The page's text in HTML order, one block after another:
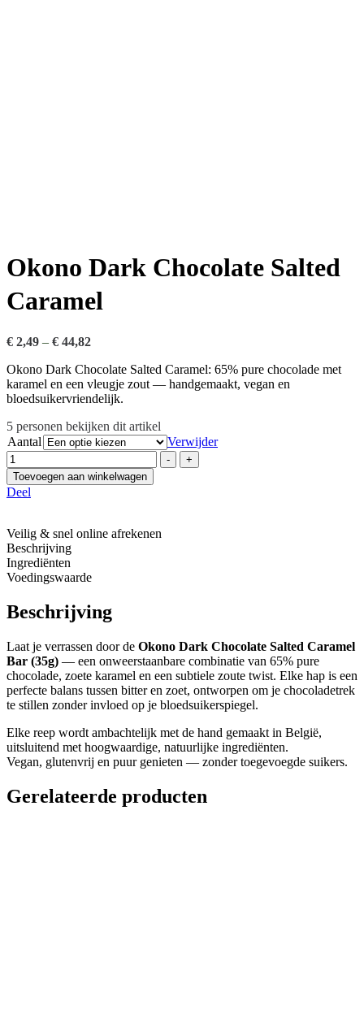
Okono Dark Chocolate Salted
Caramel
€ 2,49 – € 44,82
Okono Dark Chocolate Salted Caramel: 65% pure chocolade met
karamel en een vleugje zout — handgemaakt, vegan en
bloedsuikervriendelijk.
5 personen bekijken dit artikel
Aantal
Verwijder
Hoeveelheid
-
+
Toevoegen aan winkelwagen
Deel
Veilig & snel online afrekenen
Beschrijving
Ingrediënten
Voedingswaarde
Beschrijving
Laat je verrassen door de Okono Dark Chocolate Salted Caramel
Bar (35g) — een onweerstaanbare combinatie van 65% pure
chocolade, zoete karamel en een subtiele zoute twist. Elke hap is een
perfecte balans tussen bitter en zoet, ontworpen om je chocoladetrek
te stillen zonder invloed op je bloedsuikerspiegel.
Elke reep wordt ambachtelijk met de hand gemaakt in België,
uitsluitend met hoogwaardige, natuurlijke ingrediënten.
Vegan, glutenvrij en puur genieten — zonder toegevoegde suikers.
Gerelateerde producten